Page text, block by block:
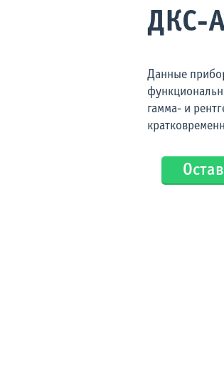
ДКС-
Данные
гамма- и